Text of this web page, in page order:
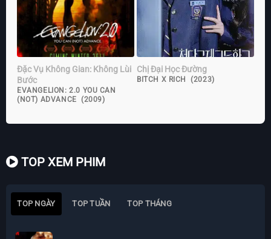
Đặc Vụ Không Gian: Không Lùi
Bước
EVANGELION: 2.0 YOU CAN
(NOT) ADVANCE (2009)
Chị Đại Học Đường
BITCH X RICH (2023)
TOP XEM PHIM
TOP NGÀY TOP TUẦN TOP THÁNG